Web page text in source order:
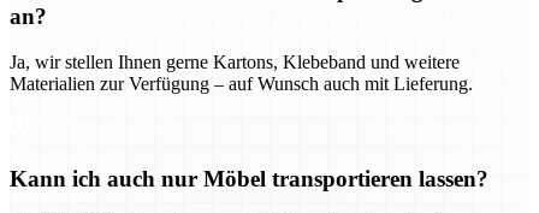
an?
Ja, wir stellen Ihnen gerne Kartons, Klebeband und weitere
Materialien zur Verfügung – auf Wunsch auch mit Lieferung.
Kann ich auch nur Möbel transportieren lassen?